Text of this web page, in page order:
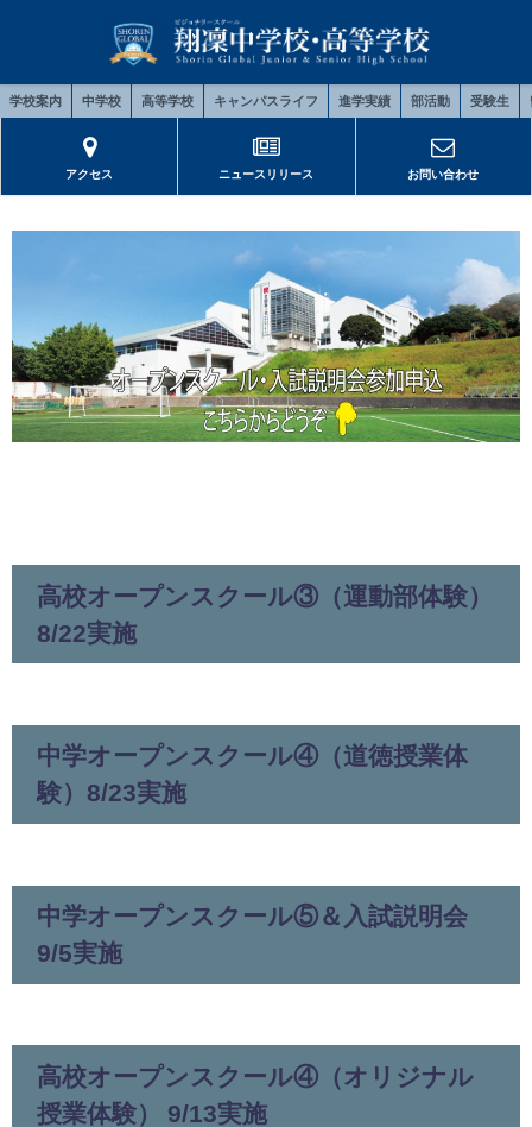
学校案内 中学校 高等学校 キャンパスライフ 進学実績 部活動 受験生
アクセス ニュースリリース お問い合わせ
高校オープンスクール③（運動部体験）
8/22実施
中学オープンスクール④（道徳授業体
験）8/23実施
中学オープンスクール⑤＆入試説明会
9/5実施
高校オープンスクール④（オリジナル
授業体験） 9/13実施